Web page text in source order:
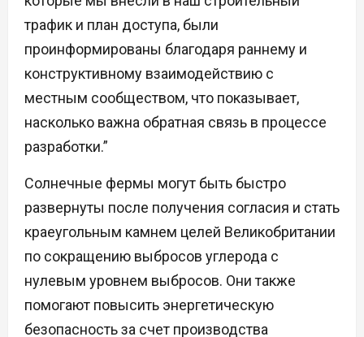
трафик и план доступа, были
проинформированы благодаря раннему и
конструктивному взаимодействию с
местным сообществом, что показывает,
насколько важна обратная связь в процессе
разработки.”
Солнечные фермы могут быть быстро
развернуты после получения согласия и стать
краеугольным камнем целей Великобритании
по сокращению выбросов углерода с
нулевым уровнем выбросов. Они также
помогают повысить энергетическую
безопасность за счет производства